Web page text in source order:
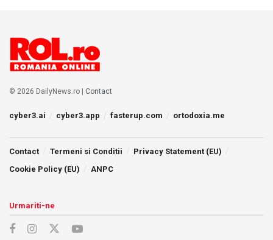
© 2026 DailyNews.ro | Contact
cyber3.ai cyber3.app fasterup.com ortodoxia.me
Contact Termeni si Conditii
Privacy Statement (EU)
Cookie Policy (EU)
ANPC
Urmariti-ne